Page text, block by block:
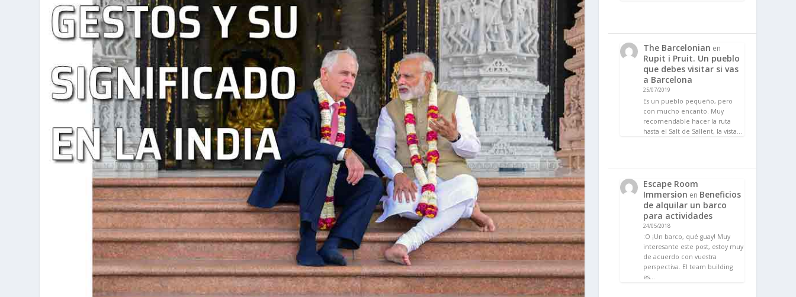
The Barcelonian en
Rupit i Pruit. Un pueblo
que debes visitar si vas
a Barcelona
25/07/2019
Es un pueblo pequeño, pero
con mucho encanto. Muy
recomendable hacer la ruta
hasta el Salt de Sallent, la vista…
Escape Room
Immersion en Beneficios
de alquilar un barco
para actividades
24/05/2018
:O ¡Un barco, qué guay! Muy
interesante este post, estoy muy
de acuerdo con vuestra
perspectiva. El team building
es…